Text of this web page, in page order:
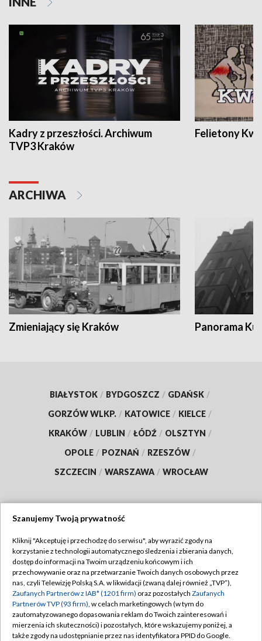
Kadry z przeszłości. Archiwum
TVP3 Kraków
Felietony
ARCHIWA
Zmieniający się Kraków Panorama
BIAŁYSTOK / BYDGOSZCZ / GDAŃSK /
GORZÓW WLKP. / KATOWICE / KIELCE /
KRAKÓW / LUBLIN / ŁÓDŹ / OLSZTYN /
OPOLE / POZNAŃ / RZESZÓW /
SZCZECIN / WARSZAWA / WROCŁAW
TVP
Abonament TVP
Emisja w TVP
Centrum informacji TVP
Naziemna Telewizja Cyfrowa
Regulamin TVP
Polityka prywatności
Moje zgody
Pomoc
Szanujemy Twoją prywatność
Kliknij "Akceptuję i przechodzę do serwisu", aby wyrazić zgody na
korzystanie z technologii automatycznego śledzenia i zbierania danych,
dostęp do informacji na Twoim urządzeniu końcowym i ich
przechowywanie oraz na przetwarzanie Twoich danych osobowych przez
nas, czyli Telewizję Polską S.A. w likwidacji (zwaną dalej również „TVP”),
Zaufanych Partnerów z IAB* (1201 firm) oraz pozostałych Zaufanych
Partnerów TVP (93 firm), w celach marketingowych (w tym do
zautomatyzowanego dopasowania reklam do Twoich zainteresowań i
mierzenia ich skuteczności) i pozostałych, które wskazujemy poniżej, a
także zgody na udostępnianie przez nas identyfikatora PPID do Google.